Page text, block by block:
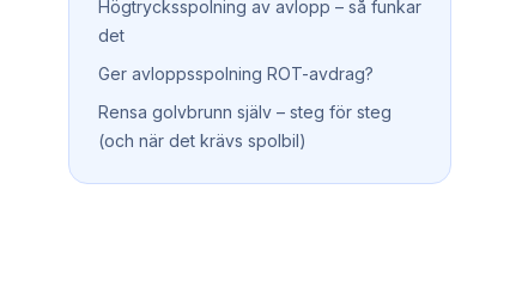
Högtrycksspolning av avlopp – så funkar
det
Ger avloppsspolning ROT-avdrag?
Rensa golvbrunn själv – steg för steg
(och när det krävs spolbil)